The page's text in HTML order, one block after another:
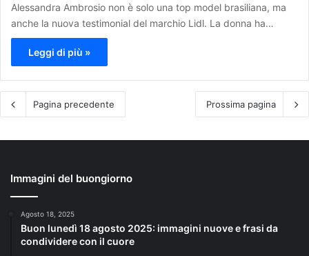
Alessandra Ambrosio non è solo una top model brasiliana, ma
anche la nuova testimonial del marchio Lidl. La donna ha…
Leggi di più »
Pagina precedente Prossima pagina
Immagini del buongiorno
Agosto 18, 2025
Buon lunedì 18 agosto 2025: immagini nuove e frasi da
condividere con il cuore